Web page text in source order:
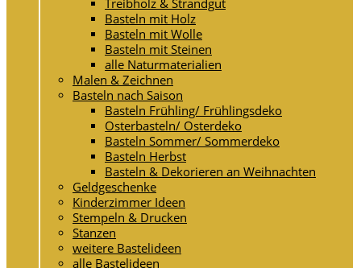
Treibholz & Strandgut
Basteln mit Holz
Basteln mit Wolle
Basteln mit Steinen
alle Naturmaterialien
Malen & Zeichnen
Basteln nach Saison
Basteln Frühling/ Frühlingsdeko
Osterbasteln/ Osterdeko
Basteln Sommer/ Sommerdeko
Basteln Herbst
Basteln & Dekorieren an Weihnachten
Geldgeschenke
Kinderzimmer Ideen
Stempeln & Drucken
Stanzen
weitere Bastelideen
alle Bastelideen